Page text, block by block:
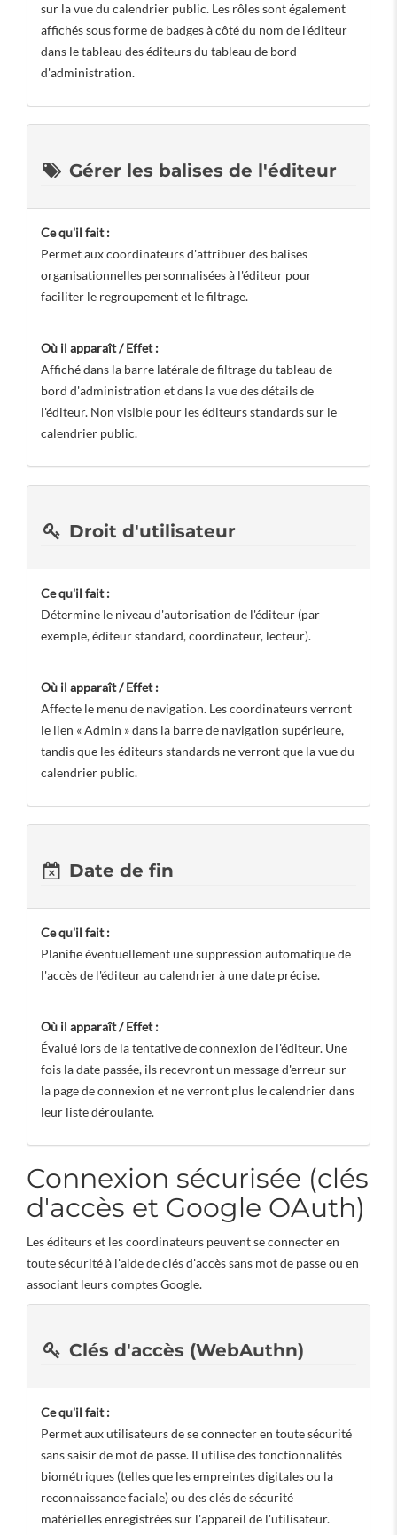
sur la vue du calendrier public. Les rôles sont également
affichés sous forme de badges à côté du nom de l'éditeur
dans le tableau des éditeurs du tableau de bord
d'administration.
Gérer les balises de l'éditeur
Ce qu'il fait :
Permet aux coordinateurs d'attribuer des balises
organisationnelles personnalisées à l'éditeur pour
faciliter le regroupement et le filtrage.
Où il apparaît / Effet :
Affiché dans la barre latérale de filtrage du tableau de
bord d'administration et dans la vue des détails de
l'éditeur. Non visible pour les éditeurs standards sur le
calendrier public.
Droit d'utilisateur
Ce qu'il fait :
Détermine le niveau d'autorisation de l'éditeur (par
exemple, éditeur standard, coordinateur, lecteur).
Où il apparaît / Effet :
Affecte le menu de navigation. Les coordinateurs verront
le lien « Admin » dans la barre de navigation supérieure,
tandis que les éditeurs standards ne verront que la vue du
calendrier public.
Date de fin
Ce qu'il fait :
Planifie éventuellement une suppression automatique de
l'accès de l'éditeur au calendrier à une date précise.
Où il apparaît / Effet :
Évalué lors de la tentative de connexion de l'éditeur. Une
fois la date passée, ils recevront un message d'erreur sur
la page de connexion et ne verront plus le calendrier dans
leur liste déroulante.
Connexion sécurisée (clés
d'accès et Google OAuth)
Les éditeurs et les coordinateurs peuvent se connecter en
toute sécurité à l'aide de clés d'accès sans mot de passe ou en
associant leurs comptes Google.
Clés d'accès (WebAuthn)
Ce qu'il fait :
Permet aux utilisateurs de se connecter en toute sécurité
sans saisir de mot de passe. Il utilise des fonctionnalités
biométriques (telles que les empreintes digitales ou la
reconnaissance faciale) ou des clés de sécurité
matérielles enregistrées sur l'appareil de l'utilisateur.